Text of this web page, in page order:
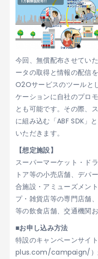
今回、無償配布させてい
ータの取得と情報の配信
O2Oサービスのツールと
ケーションに自社のプロ
とも可能です。その際、
に組み込む「ABF SDK」
いただきます。
【想定施設】
スーパーマーケット・ド
トア等の小売店舗、デパ
合施設・アミューズメン
プ・雑貨店等の専門店舗
等の飲食店舗、交通機関
■お申し込み方法
特設のキャンペーンサ
plus.com/campaign/）